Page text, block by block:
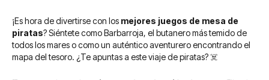
¡Es hora de divertirse con los mejores juegos de mesa de
piratas? Siéntete como Barbarroja, el butanero más temido de
todos los mares o como un auténtico aventurero encontrando el
mapa del tesoro. ¿Te apuntas a este viaje de piratas? ☠️